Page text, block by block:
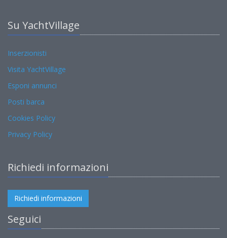
Su YachtVillage
Inserzionisti
Visita YachtVillage
Esponi annunci
Posti barca
Cookies Policy
Privacy Policy
Richiedi informazioni
Richiedi informazioni
Seguici